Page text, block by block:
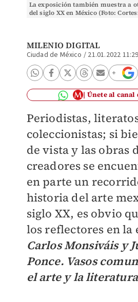
La exposición también muestra a
del siglo XX en México (Foto:
MILENIO DIGITAL
Ciudad de México / 21.01.2022
Únete al canal
Periodistas,
coleccionistas; si
de vista y las obras
creadores se
en parte un
historia del arte
siglo XX, es obvio
los reflectores en la
Carlos Monsiváis y
Ponce. Vasos
el arte y la literatura